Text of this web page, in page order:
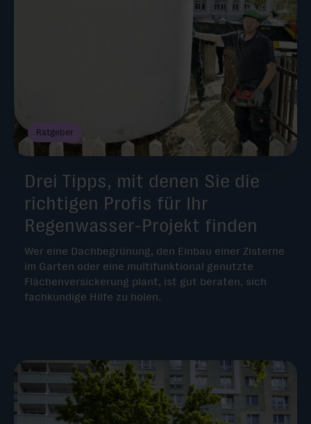
Drei Tipps, mit denen Sie die
richtigen Profis für Ihr
Regenwasser-Projekt finden
Wer eine Dachbegrünung, den Einbau einer Zisterne
im Garten oder eine multifunktional genutzte
Flächenversickerung plant, ist gut beraten, sich
fachkundige Hilfe zu holen.
Ratgeber